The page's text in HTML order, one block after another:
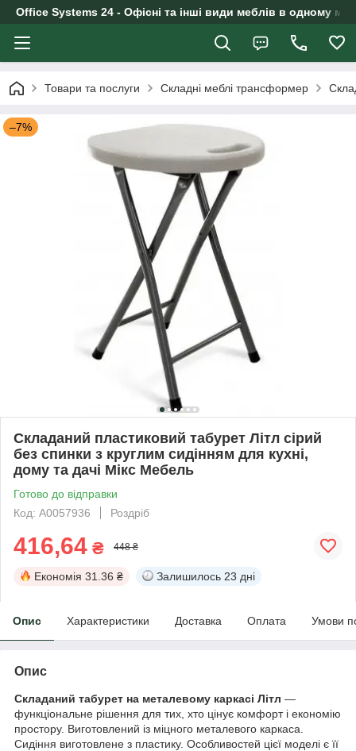
Office Systems 24 - Офісні та інші види меблів в одному
Товари та послуги Складні меблі трансформер
–7%
Складаний пластиковий табурет Літл сірий
без спинки з круглим сидінням для кухні,
дому та дачі Мікс Мебель
Готово до відправки
Код: А0057936
Роздріб
416,64 ₴ 448 ₴
Економія 31.36 ₴ Залишилось 23 дні
Опис Характеристики Доставка Оплата Умови
Опис
Складаний табурет на металевому каркасі Літл —
функціональне рішення для тих, хто цінує комфорт і економію
простору. Виготовлений із міцного металевого каркаса.
Сидіння виготовлене з пластику. Особливостей цієї моделі є її